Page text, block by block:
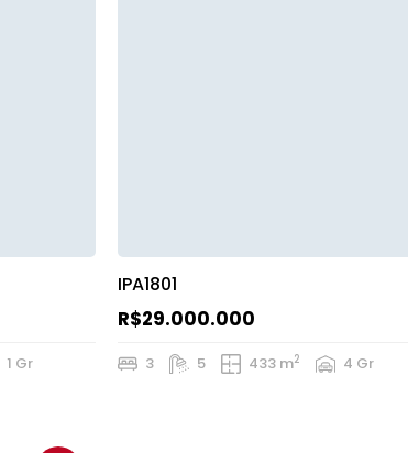
1 Gr
IPA1801
R$29.000.000
3 5 433 m2 4 Gr